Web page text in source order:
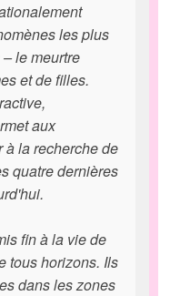
les plus
le meurtre
et de filles.
aux
à la recherche de
quatre dernières
fin à la vie de
tous horizons. Ils
dans les zones